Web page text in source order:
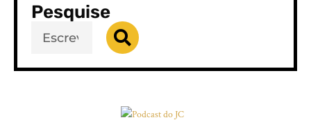
Pesquise